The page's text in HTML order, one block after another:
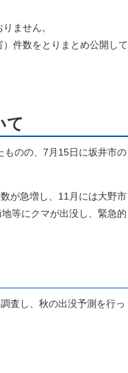
ません。
件数をとりまとめ公開して
て
のの、7月15日に坂井市の
が急増し、11月には大野市
等にクマが出没し、緊急的
査し、秋の出没予測を行っ